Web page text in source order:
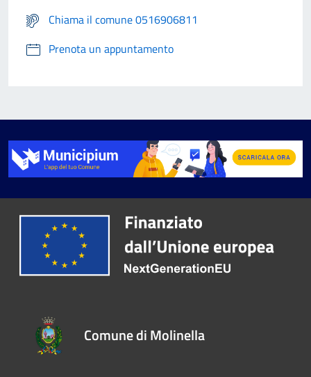
Chiama il comune 0516906811
Prenota un appuntamento
Comune di Molinella